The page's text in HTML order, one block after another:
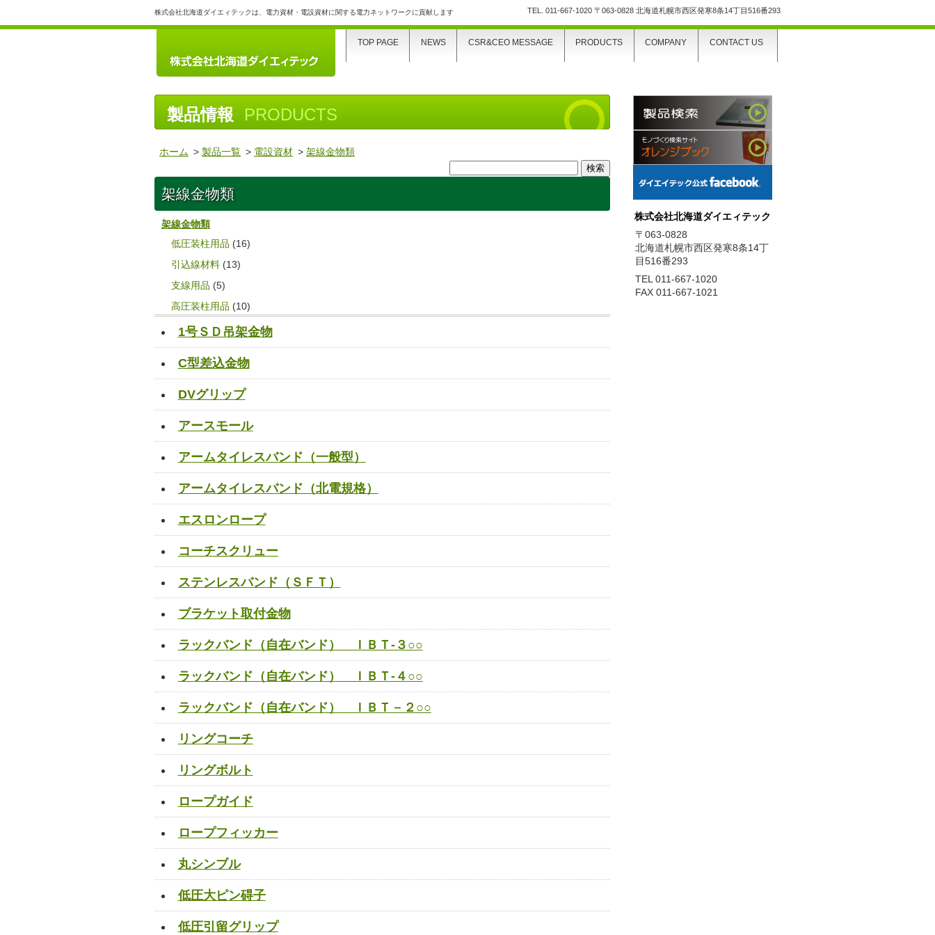
株式会社北海道ダイエィテックは、電力資材・電設資材に関する電力ネットワークに貢献します TEL. 011-667-1020 〒063-0828 北海道札幌市西区発寒8条14丁目516番293
製品情報 PRODUCTS
ホーム >製品一覧 > 電設資材 >架線金物類
検
索:
架線金物類
架線金物類
低圧装柱用品 (16)
引込線材料 (13)
支線用品 (5)
高圧装柱用品 (10)
1号ＳＤ吊架金物
C型差込金物
DVグリップ
アースモール
アームタイレスバンド（一般型）
アームタイレスバンド（北電規格）
エスロンロープ
コーチスクリュー
ステンレスバンド（ＳＦＴ）
ブラケット取付金物
ラックバンド（自在バンド） ＩＢＴ-３○○
ラックバンド（自在バンド） ＩＢＴ-４○○
ラックバンド（自在バンド） ＩＢＴ－２○○
リングコーチ
リングボルト
ロープガイド
ロープフィッカー
丸シンブル
低圧大ピン碍子
低圧引留グリップ
TOP PAGE NEWS CSR&CEO MESSAGE PRODUCTS COMPANY CONTACT US
株式会社北海道ダイエィテック
〒063-0828
北海道札幌市西区発寒8条14丁
目516番293
TEL 011-667-1020
FAX 011-667-1021